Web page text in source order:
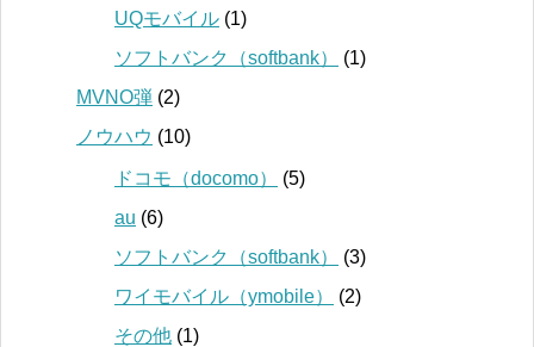
UQモバイル (1)
ソフトバンク（softbank）
(1)
MVNO弾 (2)
ノウハウ (10)
ドコモ（docomo）
(5)
au (6)
ソフトバンク（softbank）
(3)
ワイモバイル（ymobile）
(2)
その他 (1)